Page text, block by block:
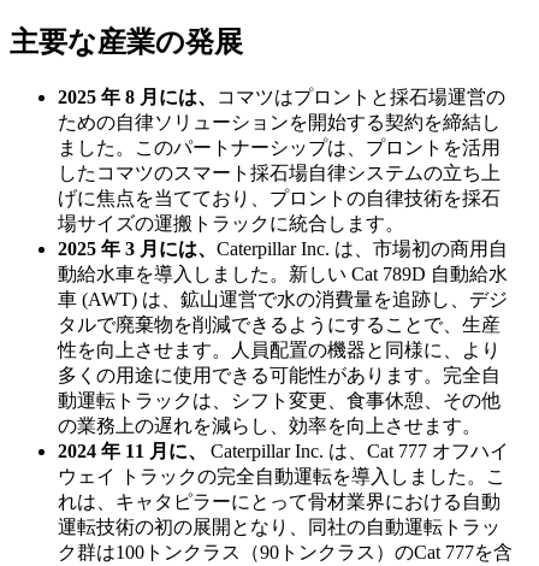
主要な産業の発展
2025 年 8 月には、
コマツはプロントと採石場運営の
ための自律ソリューションを開始する契約を締結し
ました。このパートナーシップは、プロントを活用
したコマツのスマート採石場自律システムの立ち上
げに焦点を当てており、プロントの自律技術を採石
場サイズの運搬トラックに統合します。
2025 年 3 月には、 Caterpillar Inc. は、市場初の商用自
動給水車を導入しました。新しい Cat 789D 自動給水
車 (AWT) は、鉱山運営で水の消費量を追跡し、デジ
タルで廃棄物を削減できるようにすることで、生産
性を向上させます。人員配置の機器と同様に、より
多くの用途に使用できる可能性があります。完全自
動運転トラックは、シフト変更、食事休憩、その他
の業務上の遅れを減らし、効率を向上させます。
2024 年 11 月に、 Caterpillar Inc. は、Cat 777 オフハイ
ウェイ トラックの完全自動運転を導入しました。こ
れは、キャタピラーにとって骨材業界における自動
運転技術の初の展開となり、同社の自動運転トラッ
ク群は100トンクラス（90トンクラス）のCat 777を含